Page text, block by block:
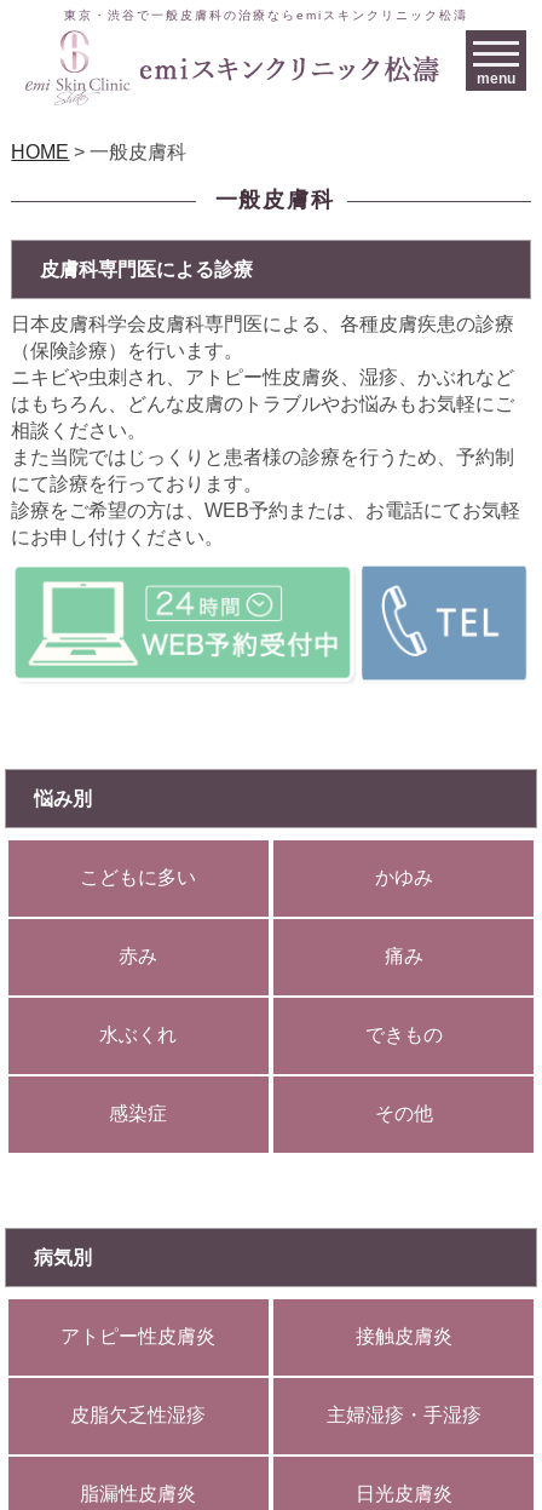
東京・渋谷で一般皮膚科の治療ならemiスキンクリニック松濤
menu
HOME > 一般皮膚科
一般皮膚科
皮膚科専門医による診療
日本皮膚科学会皮膚科専門医による、各種皮膚疾患の診療
（保険診療）を行います。
ニキビや虫刺され、アトピー性皮膚炎、湿疹、かぶれなど
はもちろん、どんな皮膚のトラブルやお悩みもお気軽にご
相談ください。
また当院ではじっくりと患者様の診療を行うため、予約制
にて診療を行っております。
診療をご希望の方は、WEB予約または、お電話にてお気軽
にお申し付けください。
悩み別
こどもに多い かゆみ
赤み 痛み
水ぶくれ できもの
感染症 その他
病気別
アトピー性皮膚炎 接触皮膚炎
皮脂欠乏性湿疹 主婦湿疹・手湿疹
脂漏性皮膚炎 日光皮膚炎